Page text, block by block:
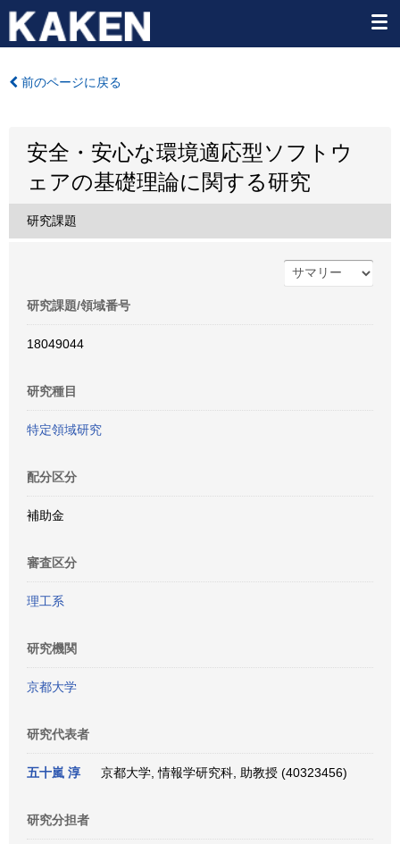
前のページに戻る
安全・安心な環境適応型ソフトウ
ェアの基礎理論に関する研究
研究課題
研究課題/領域番号
18049044
研究種目
特定領域研究
配分区分
補助金
審査区分
理工系
研究機関
京都大学
研究代表者
五十嵐 淳 京都大学, 情報学研究科, 助教授 (40323456)
研究分担者